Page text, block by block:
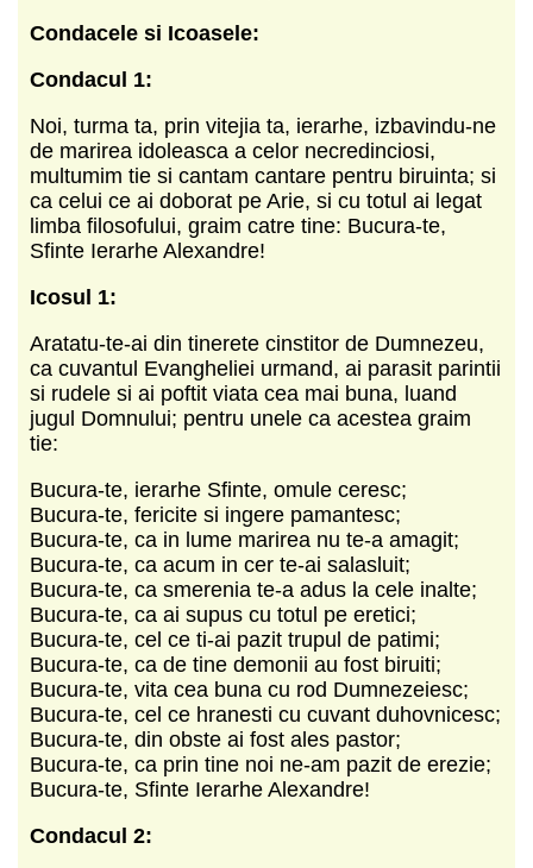
Condacele si Icoasele:
Condacul 1:
Noi, turma ta, prin vitejia ta, ierarhe, izbavindu-ne
de marirea idoleasca a celor necredinciosi,
multumim tie si cantam cantare pentru biruinta; si
ca celui ce ai doborat pe Arie, si cu totul ai legat
limba filosofului, graim catre tine: Bucura-te,
Sfinte Ierarhe Alexandre!
Icosul 1:
Aratatu-te-ai din tinerete cinstitor de Dumnezeu,
ca cuvantul Evangheliei urmand, ai parasit parintii
si rudele si ai poftit viata cea mai buna, luand
jugul Domnului; pentru unele ca acestea graim
tie:
Bucura-te, ierarhe Sfinte, omule ceresc;
Bucura-te, fericite si ingere pamantesc;
Bucura-te, ca in lume marirea nu te-a amagit;
Bucura-te, ca acum in cer te-ai salasluit;
Bucura-te, ca smerenia te-a adus la cele inalte;
Bucura-te, ca ai supus cu totul pe eretici;
Bucura-te, cel ce ti-ai pazit trupul de patimi;
Bucura-te, ca de tine demonii au fost biruiti;
Bucura-te, vita cea buna cu rod Dumnezeiesc;
Bucura-te, cel ce hranesti cu cuvant duhovnicesc;
Bucura-te, din obste ai fost ales pastor;
Bucura-te, ca prin tine noi ne-am pazit de erezie;
Bucura-te, Sfinte Ierarhe Alexandre!
Condacul 2: